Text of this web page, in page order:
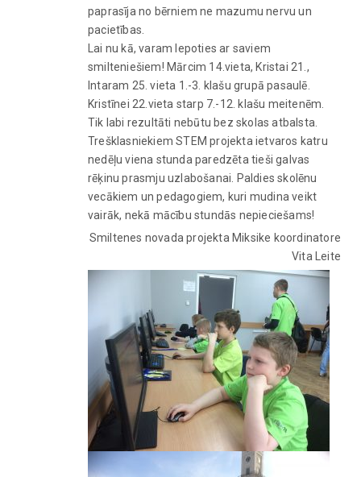
paprasīja no bērniem ne mazumu nervu un
pacietības.
Lai nu kā, varam lepoties ar saviem
smilteniešiem! Mārcim 14.vieta, Kristai 21.,
Intaram 25. vieta 1.-3. klašu grupā pasaulē.
Kristīnei 22.vieta starp 7.-12. klašu meitenēm.
Tik labi rezultāti nebūtu bez skolas atbalsta.
Trešklasniekiem STEM projekta ietvaros katru
nedēļu viena stunda paredzēta tieši galvas
rēķinu prasmju uzlabošanai. Paldies skolēnu
vecākiem un pedagogiem, kuri mudina veikt
vairāk, nekā mācību stundās nepieciešams!
Smiltenes novada projekta Miksike koordinatore
Vita Leite